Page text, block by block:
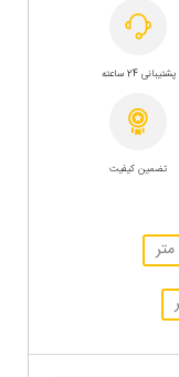
پشتیبانی 24 ساعته
تضمین کیفیت